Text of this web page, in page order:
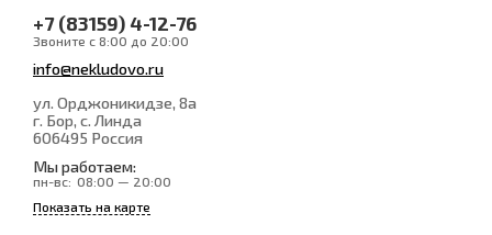
+7 (83159) 4-12-76
Звоните с 8:00 до 20:00
info@nekludovo.ru
ул. Орджоникидзе, 8а
г. Бор, с. Линда
606495 Россия
Мы работаем:
пн-вс: 08:00 — 20:00
Показать на карте